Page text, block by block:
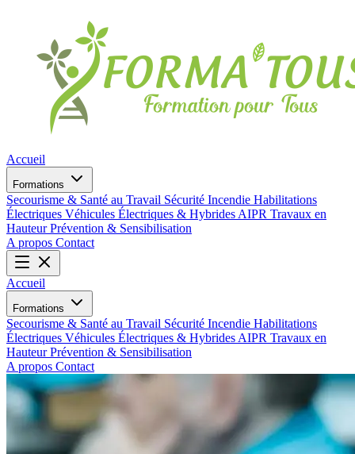
Accueil
Formations
Secourisme & Santé au Travail Sécurité Incendie Habilitations
Électriques Véhicules Électriques & Hybrides AIPR Travaux en
HauteurPrévention & Sensibilisation
A propos Contact
Accueil
Formations
Secourisme & Santé au Travail Sécurité Incendie Habilitations
Électriques Véhicules Électriques & Hybrides AIPR Travaux en
HauteurPrévention & Sensibilisation
A propos Contact